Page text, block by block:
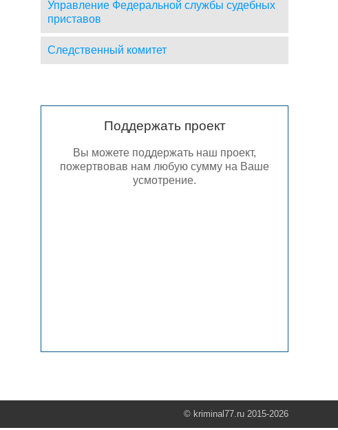
Управление Федеральной службы судебных
приставов
Следственный комитет
Поддержать проект
Вы можете поддержать наш проект,
пожертвовав нам любую сумму на Ваше
усмотрение.
© kriminal77.ru 2015-2026